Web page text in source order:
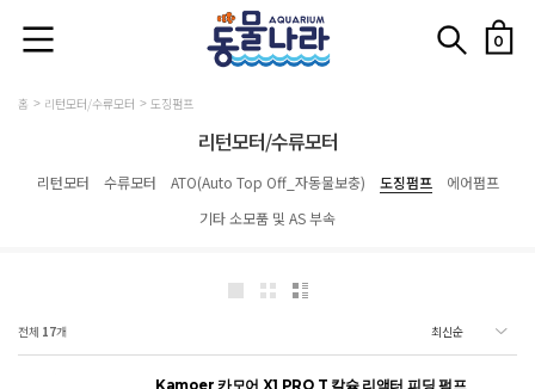
0
홈 리턴모터/수류모터 도징펌프
리턴모터/수류모터
리턴모터 수류모터 ATO(Auto Top Off_자동물보충) 도징펌프
에어펌프
기타 소모품 및 AS 부속
전체 17개
Kamoer 카모어 X1 PRO T 칼슘 리액터 피딩 펌프